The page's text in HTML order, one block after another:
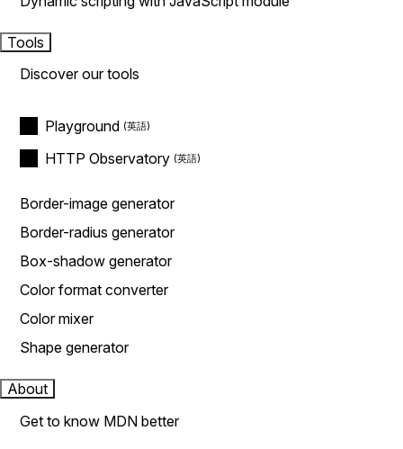
Tools
Discover our tools
Playground
HTTP Observatory
Border-image generator
Border-radius generator
Box-shadow generator
Color format converter
Color mixer
Shape generator
About
Get to know MDN better